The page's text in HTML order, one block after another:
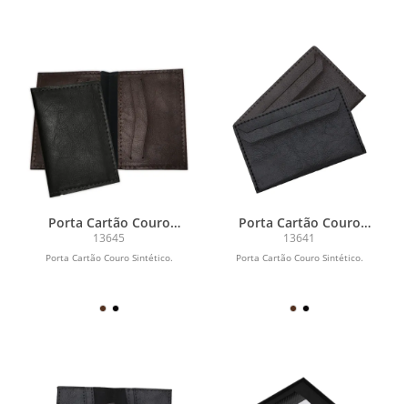
Porta Cartão Couro
Sintético
13645
Porta Cartão Couro Sintético.
Porta Cartão Couro
Sintético
13641
Porta Cartão Couro Sintético.